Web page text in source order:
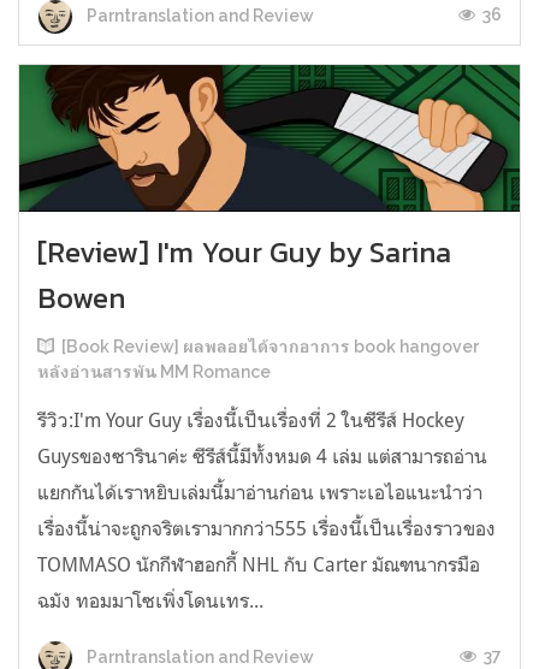
Parntranslation and Review 36
[Review] I'm Your Guy by Sarina
Bowen
[Book Review] ผลพลอยได้จากอาการ book hangover
หลังอ่านสารพัน MM Romance
รีวิว:I'm Your Guy เรื่องนี้เป็นเรื่องที่ 2 ในซีรีส์ Hockey
Guysของซารินาค่ะ ซีรีส์นี้มีทั้งหมด 4 เล่ม แต่สามารถอ่าน
แยกกันได้เราหยิบเล่มนี้มาอ่านก่อน เพราะเอไอแนะนำว่า
เรื่องนี้น่าจะถูกจริตเรามากกว่า555 เรื่องนี้เป็นเรื่องราวของ
TOMMASO นักกีฬาฮอกกี้ NHL กับ Carter มัณฑนากรมือ
ฉมัง ทอมมาโซเพิ่งโดนเทร...
Parntranslation and Review 37